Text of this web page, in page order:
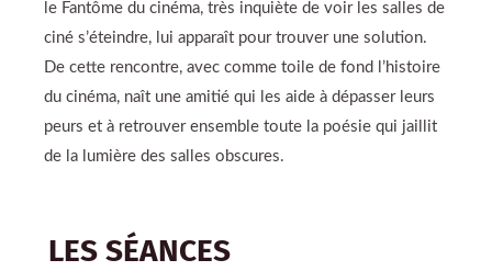
le Fantôme du cinéma, très inquiète de voir les salles de
ciné s’éteindre, lui apparaît pour trouver une solution.
De cette rencontre, avec comme toile de fond l’histoire
du cinéma, naît une amitié qui les aide à dépasser leurs
peurs et à retrouver ensemble toute la poésie qui jaillit
de la lumière des salles obscures.
LES SÉANCES